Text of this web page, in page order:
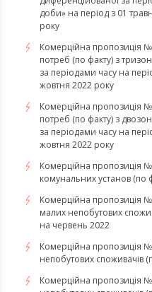
доби» на період з 01
року
Комерційна пропозиція
потреб (по факту) з
за періодами часу на
жовтня 2022 року
Комерційна пропозиція
потреб (по факту) з
за періодами часу на
жовтня 2022 року
Комерційна пропозиція
комунальних установ (по
Комерційна пропозиція
малих непобутових
на червень 2022
Комерційна пропозиція
непобутових споживачів
Комерційна пропозиція